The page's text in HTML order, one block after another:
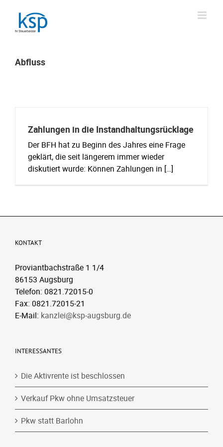
content
Abfluss
Zahlungen in die Instandhaltungsrücklage
Der BFH hat zu Beginn des Jahres eine Frage
geklärt, die seit längerem immer wieder
diskutiert wurde: Können Zahlungen in […]
KONTAKT
Proviantbachstraße 1 1/4
86153 Augsburg
Telefon: 0821.72015-0
Fax: 0821.72015-21
E-Mail: kanzlei@ksp-augsburg.de
INTERESSANTES
Die Aktivrente ist beschlossen
Verkauf Pkw ohne Umsatzsteuer
Pkw statt Barlohn